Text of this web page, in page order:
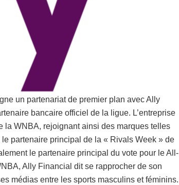
un partenariat de premier plan avec Ally
bancaire officiel de la ligue. L’entreprise
la WNBA, rejoignant ainsi des marques telles
partenaire principal de la « Rivals Week » de
le partenaire principal du vote pour le All-
Ally Financial dit se rapprocher de son
médias entre les sports masculins et féminins.